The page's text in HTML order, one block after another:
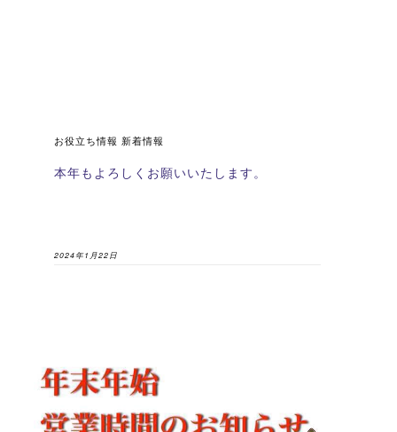
お役立ち情報 新着情報
本年もよろしくお願いいたします。
2024年1月22日